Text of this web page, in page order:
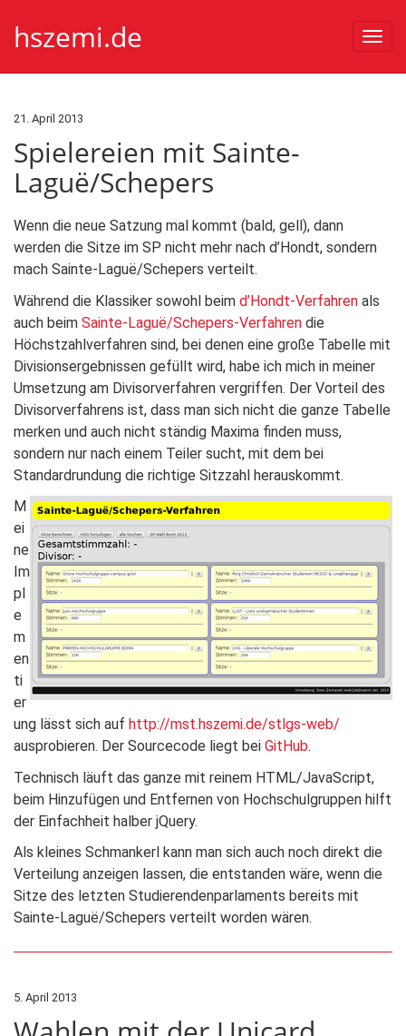
hszemi.de
21. April 2013
Spielereien mit Sainte-
Laguë/Schepers
Wenn die neue Satzung mal kommt (bald, gell), dann
werden die Sitze im SP nicht mehr nach d’Hondt, sondern
mach Sainte-Laguë/Schepers verteilt.
Während die Klassiker sowohl beim d’Hondt-Verfahren als
auch beim Sainte-Laguë/Schepers-Verfahren die
Höchstzahlverfahren sind, bei denen eine große Tabelle mit
Divisionsergebnissen gefüllt wird, habe ich mich in meiner
Umsetzung am Divisorverfahren vergriffen. Der Vorteil des
Divisorverfahrens ist, dass man sich nicht die ganze Tabelle
merken und auch nicht ständig Maxima finden muss,
sondern nur nach einem Teiler sucht, mit dem bei
Standardrundung die richtige Sitzzahl herauskommt.
M
ei
ne
Im
pl
e
m
en
ti
er
ung lässt sich auf http://mst.hszemi.de/stlgs-web/
ausprobieren. Der Sourcecode liegt bei GitHub.
Technisch läuft das ganze mit reinem HTML/JavaScript,
beim Hinzufügen und Entfernen von Hochschulgruppen hilft
der Einfachheit halber jQuery.
Als kleines Schmankerl kann man sich auch noch direkt die
Verteilung anzeigen lassen, die entstanden wäre, wenn die
Sitze des letzten Studierendenparlaments bereits mit
Sainte-Laguë/Schepers verteilt worden wären.
5. April 2013